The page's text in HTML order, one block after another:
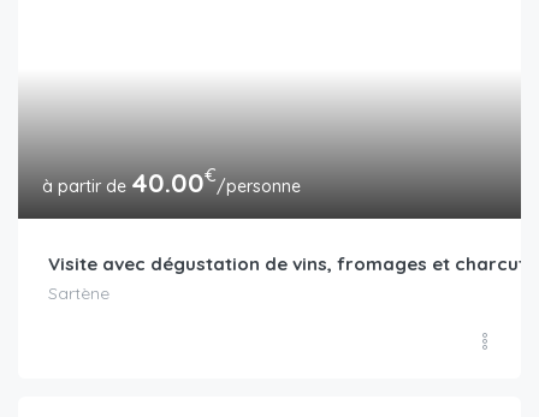
40.00€/personne
Visite avec dégustation de vins, fromages et
Sartène